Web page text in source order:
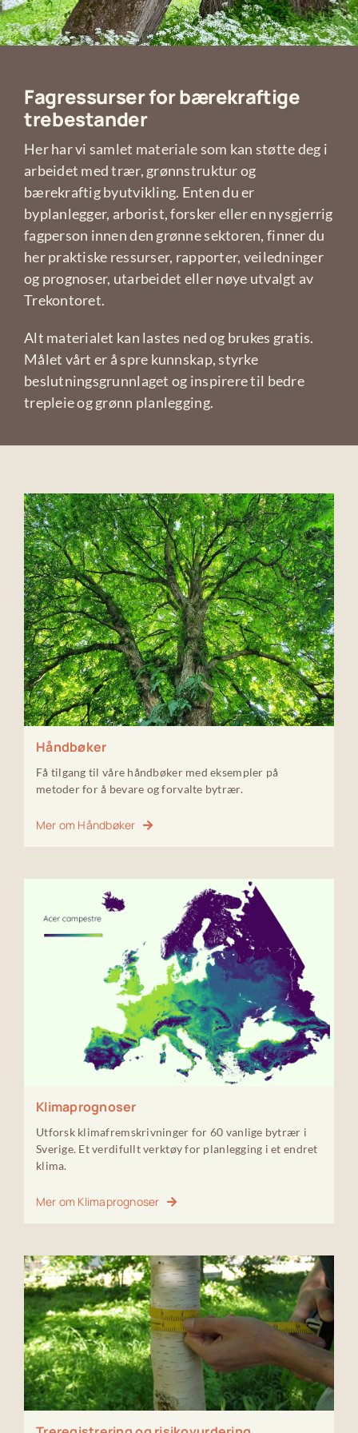
Fagressurser for bærekraftige
trebestander
Her har vi samlet materiale som kan støtte deg i
arbeidet med trær, grønnstruktur og
bærekraftig byutvikling. Enten du er
byplanlegger, arborist, forsker eller en nysgjerrig
fagperson innen den grønne sektoren, finner du
her praktiske ressurser, rapporter, veiledninger
og prognoser, utarbeidet eller nøye utvalgt av
Trekontoret.
Alt materialet kan lastes ned og brukes gratis.
Målet vårt er å spre kunnskap, styrke
beslutningsgrunnlaget og inspirere til bedre
trepleie og grønn planlegging.
Håndbøker
Få tilgang til våre håndbøker med eksempler på
metoder for å bevare og forvalte bytrær.
Mer om Håndbøker
Klimaprognoser
Utforsk klimafremskrivninger for 60 vanlige bytrær i
Sverige. Et verdifullt verktøy for planlegging i et endret
klima.
Mer om Klimaprognoser